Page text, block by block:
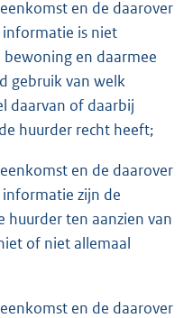
en de daarover
is niet
bewoning en daarmee
gebruik van welk
daarvan of daarbij
huurder recht heeft;
en de daarover
zijn de
huurder ten aanzien van
of niet allemaal
en de daarover